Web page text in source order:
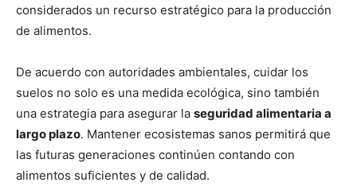
considerados un recurso estratégico para la producción
de alimentos.
De acuerdo con autoridades ambientales, cuidar los
suelos no solo es una medida ecológica, sino también
una estrategia para asegurar la seguridad alimentaria a
largo plazo. Mantener ecosistemas sanos permitirá que
las futuras generaciones continúen contando con
alimentos suficientes y de calidad.